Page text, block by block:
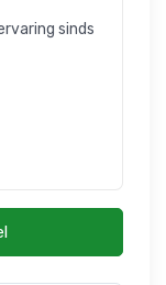
sinds